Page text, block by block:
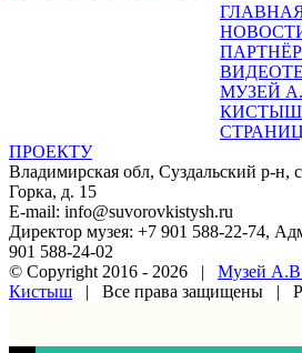
МУЗЕЙ
КИСТЫШ
ПРОЕКТУ
Владимирская обл, Суздальский р-н,
Горка, д. 15
E-mail: info@suvorovkistysh.ru
Директор музея: +7 901 588-22-74,
901 588-24-02
© Copyright 2016 - 2026 | Музей
Кистыш | Все права защищены |